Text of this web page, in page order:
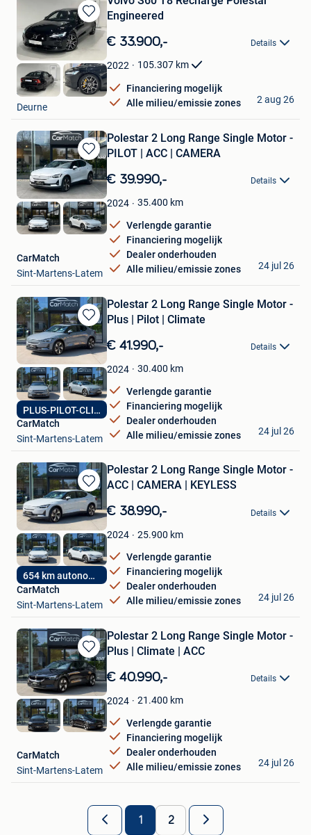
Bewaren
in
Mijn
Favorieten
Engineered
€ 33.900,- Details
2022 105.307 km
Financiering mogelijk
Alle milieu/emissie zones
Scancar
Deurne
2 aug 26
Bewaren
in
Mijn
Favorieten
Polestar 2 Long Range Single Motor -
PILOT | ACC | CAMERA
€ 39.990,- Details
2024 35.400 km
Verlengde garantie
Financiering mogelijk
Dealer onderhouden
Alle milieu/emissie zones
CarMatch
Sint-Martens-Latem
24 jul 26
Bewaren
in
Mijn
Favorieten
PLUS-PILOT-CLIMATE
Polestar 2 Long Range Single Motor -
Plus | Pilot | Climate
€ 41.990,- Details
2024 30.400 km
Verlengde garantie
Financiering mogelijk
Dealer onderhouden
Alle milieu/emissie zones
CarMatch
Sint-Martens-Latem
24 jul 26
Bewaren
in
Mijn
Favorieten
654 km autonomie
Polestar 2 Long Range Single Motor -
ACC | CAMERA | KEYLESS
€ 38.990,- Details
2024 25.900 km
Verlengde garantie
Financiering mogelijk
Dealer onderhouden
Alle milieu/emissie zones
CarMatch
Sint-Martens-Latem
24 jul 26
Bewaren
in
Mijn
Favorieten
Polestar 2 Long Range Single Motor -
Plus | Climate | ACC
€ 40.990,- Details
2024 21.400 km
Verlengde garantie
Financiering mogelijk
Dealer onderhouden
Alle milieu/emissie zones
CarMatch
Sint-Martens-Latem
24 jul 26
1 2